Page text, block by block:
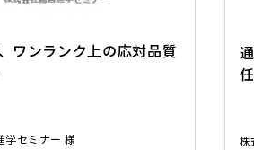
ワンランク上の応対品質
学セミナー 様 株